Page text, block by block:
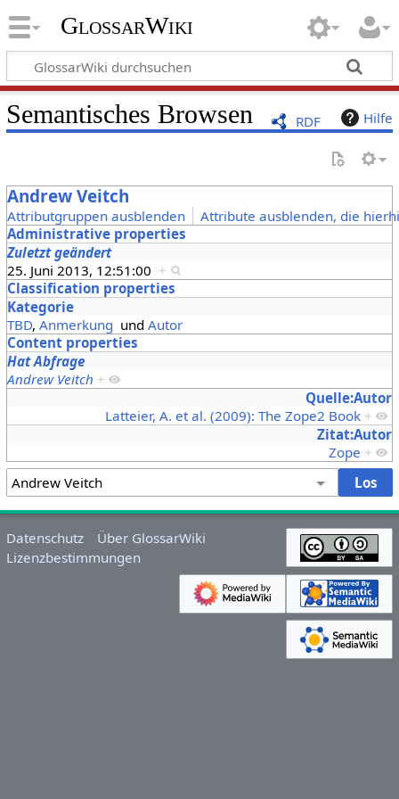
GlossarWiki
RDF Hilfe
Semantisches Browsen
Andrew Veitch
Attributgruppen ausblenden
Attribute ausblenden, die
Administrative properties
Zuletzt geändert
25. Juni 2013, 12:51:00 +
Classification properties
Kategorie
TBD, Anmerkung und Autor
Content properties
Hat Abfrage
Andrew Veitch +
Quelle:Autor
Latteier, A. et al. (2009): The Zope2 Book +
Zitat:Autor
Zope +
Datenschutz
Über GlossarWiki
Lizenzbestimmungen